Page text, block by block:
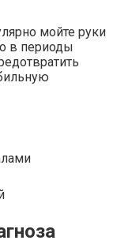
мойте руки
в периоды